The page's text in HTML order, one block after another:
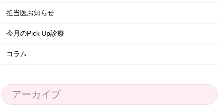
担当医お知らせ
今月のPick Up診療
コラム
アーカイブ